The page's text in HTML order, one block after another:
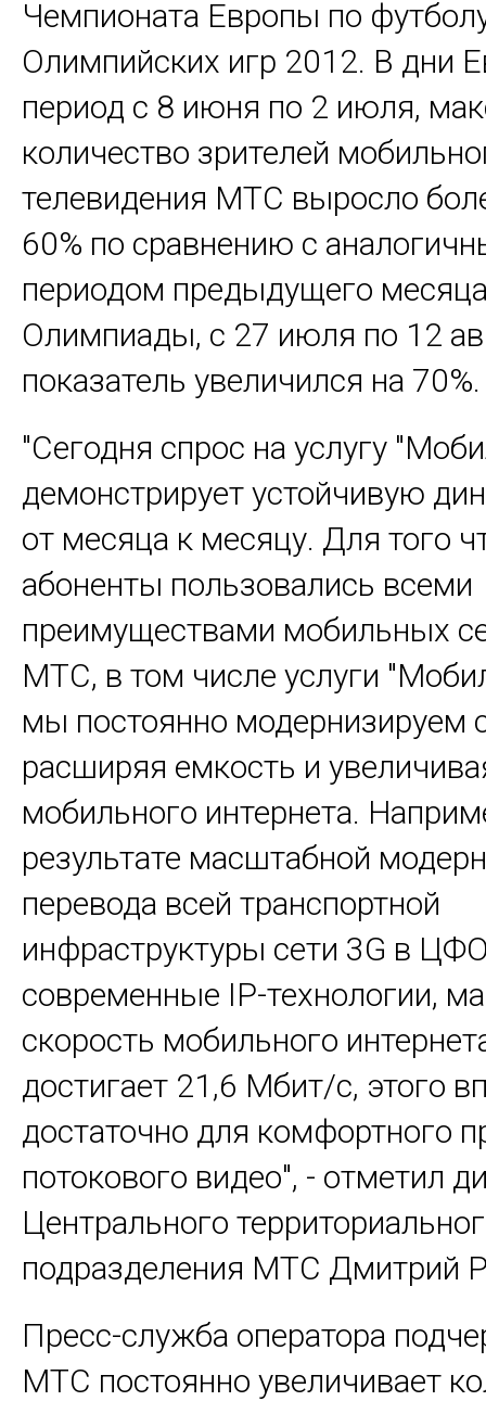
Чемпионата Европы по
Олимпийских игр 2012. В дни
период с 8 июня по 2 июля,
количество зрителей
телевидения МТС выросло
60% по сравнению с
периодом предыдущего
Олимпиады, с 27 июля по 12
показатель увеличился на 70%.
"Сегодня спрос на услугу
демонстрирует устойчивую
от месяца к месяцу. Для того
абоненты пользовались всеми
преимуществами мобильных
МТС, в том числе услуги
мы постоянно модернизируем
расширяя емкость и
мобильного интернета.
результате масштабной
перевода всей транспортной
инфраструктуры сети 3G в
современные IP-технологии,
скорость мобильного
достигает 21,6 Мбит/с, этого
достаточно для комфортного
потокового видео", - отметил
Центрального
подразделения МТС Дмитрий
Пресс-служба оператора
МТС постоянно увеличивает